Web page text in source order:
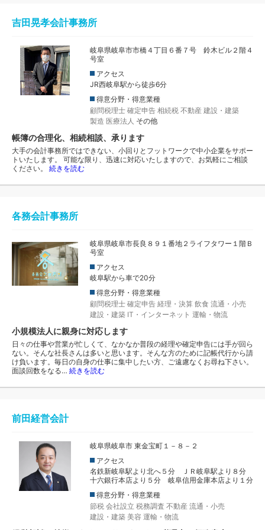
吉田晃孝会計事務所
岐阜県岐阜市市橋４丁目６番７号 鈴木ビル２階４
号室
アクセス
JR西岐阜駅から徒歩6分
得意分野・得意業種
顧問税理士 確定申告 相続税 不動産 建設・建築
製造 医療法人 その他
帳簿の合理化、相続相談、承ります
大手の会計事務所ではできない、小回りとフットワークで中小企業をサポー
トいたします。 可能な限り、迅速に対応いたしますので、お気軽にご相談
ください。 続きを読む
各務会計事務所
岐阜県岐阜市長良８９１番地２ライフタワー１階Ｂ
号室
アクセス
岐阜駅から車で20分
得意分野・得意業種
顧問税理士 確定申告 経理・決算 飲食 流通・小売
建設・建築 IT・インターネット 運輸・物流
小規模法人に親身に対応します
日々の仕事や営業が忙しくて、なかなか普段の経理や確定申告には手が回ら
ない。そんな社長さんは多いと思います。そんな方のために記帳代行から請
け負います。毎日の自身の仕事に集中したい方、ご遠慮なくお尋ね下さい。
面談回数をなる… 続きを読む
前田経営会計
岐阜県岐阜市 東金宝町１－８－２
アクセス
名鉄新岐阜駅より北へ５分 ＪＲ岐阜駅より８分
十六銀行本店より５分 岐阜信用金庫本店より１分
得意分野・得意業種
節税 会社設立 税務調査 不動産 流通・小売
建設・建築 美容 運輸・物流